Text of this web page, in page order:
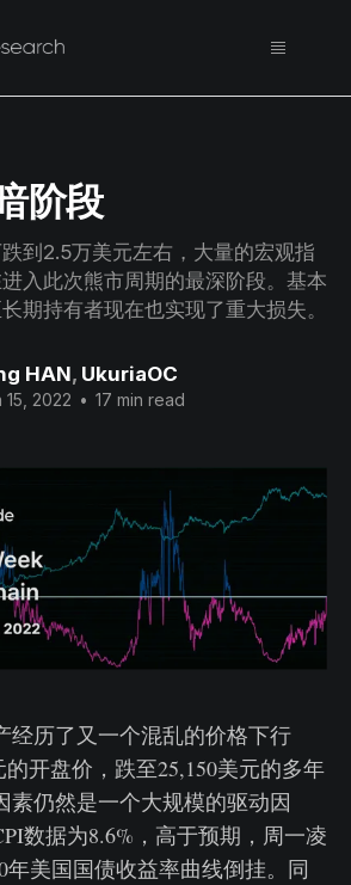
阶段
到2.5万美元左右，大量的宏观指
入此次熊市周期的最深阶段。基本
期持有者现在也实现了重大损失。
HAN, UkuriaOC
15, 2022 • 17 min read
经历了又一个混乱的价格下行
的开盘价，跌至25,150美元的多年
素仍然是一个大规模的驱动因
数据为8.6%，高于预期，周一凌
年美国国债收益率曲线倒挂。同